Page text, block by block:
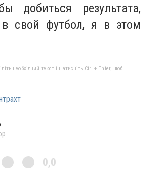
добиться результата,
в свой футбол, я в этом
необхідний текст і натисніть Ctrl + Enter, щоб
0,0